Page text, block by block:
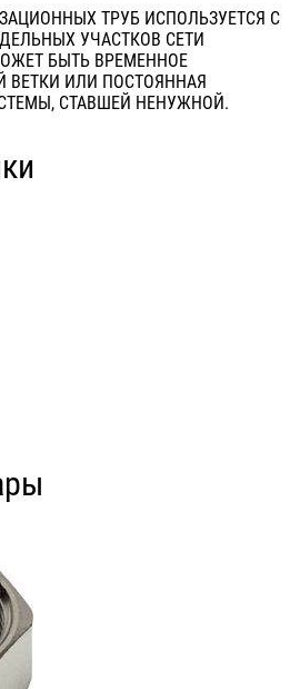
ТРУБ ИСПОЛЬЗУЕТСЯ С
УЧАСТКОВ СЕТИ
БЫТЬ ВРЕМЕННОЕ
ВЕТКИ ИЛИ ПОСТОЯННАЯ
СТАВШЕЙ НЕНУЖНОЙ.